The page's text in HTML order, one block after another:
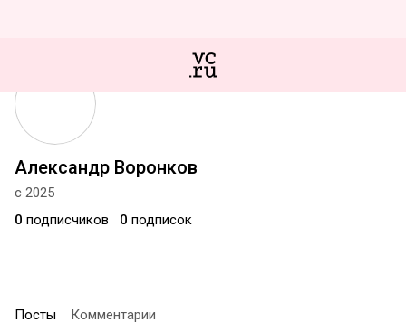
Александр Воронков
с 2025
0 подписчиков 0 подписок
Посты Комментарии